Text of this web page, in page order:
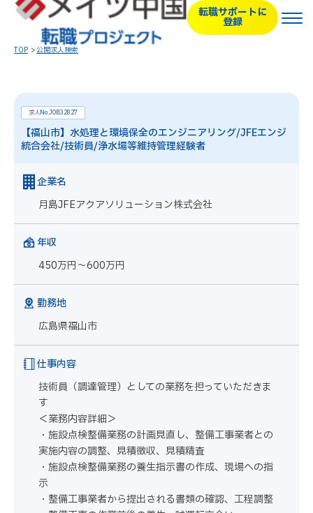
転職サポートに
登録
TOP 公開求人検索
求人No.JOB32827
【福山市】水処理と環境保全のエンジニアリング/JFEエンジ
統合会社/技術員/浄水場等維持管理経験者
企業名
月島JFEアクアソリューション株式会社
年収
450万円～600万円
勤務地
広島県福山市
仕事内容
技術員（調達管理）としての業務を担っていただきま
す
＜業務内容詳細＞
・施設点検整備業務の計画見直し、整備工事業者との
実施内容の調整、見積徴収、見積精査
・施設点検整備業務の養生指示書の作成、現場への指
示
・整備工事業者から提出される書類の確認、工程調整